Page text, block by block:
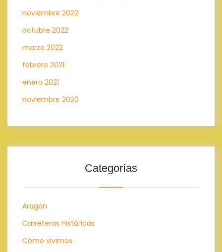
noviembre 2022
octubre 2022
marzo 2022
febrero 2021
enero 2021
noviembre 2020
Categorías
Aragón
Carreteras Históricas
Cómo vivimos